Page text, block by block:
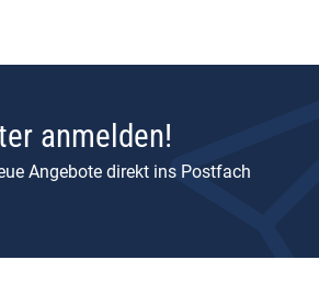
anmelden!
Angebote direkt ins Postfach